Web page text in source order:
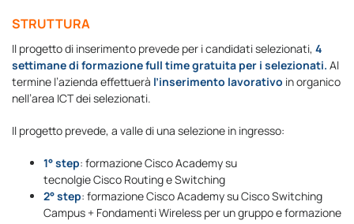
STRUTTURA
Il progetto di inserimento prevede per i candidati selezionati, 4
settimane di formazione full time gratuita per i selezionati. Al
termine l’azienda effettuerà l’inserimento lavorativo in organico
nell’area ICT dei selezionati.
Il progetto prevede, a valle di una selezione in ingresso:
1° step: formazione Cisco Academy su
tecnolgie Cisco Routing e Switching
2° step: formazione Cisco Academy su Cisco Switching
Campus + Fondamenti Wireless per un gruppo e formazione